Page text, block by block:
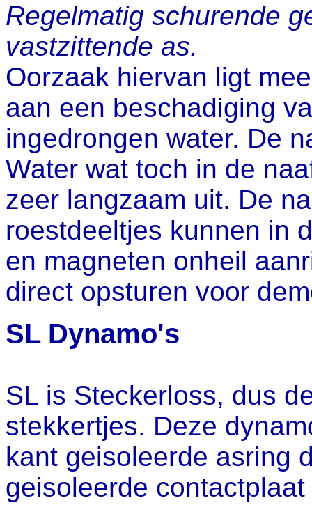
Regelmatig schurende
vastzittende as.
Oorzaak hiervan ligt
aan een beschadiging
ingedrongen water. De
Water wat toch in de
zeer langzaam uit. De
roestdeeltjes kunnen in
en magneten onheil
direct opsturen voor
SL Dynamo's
SL is Steckerloss, dus
stekkertjes. Deze
kant geisoleerde asring
geisoleerde